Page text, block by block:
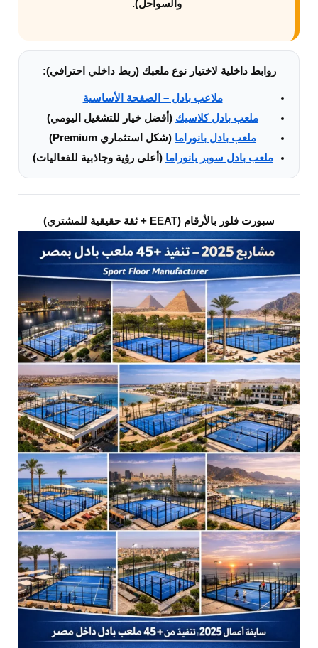
والسواحل).
روابط داخلية لاختيار نوع ملعبك (ربط داخلي احترافي):
ملاعب بادل – الصفحة الأساسية
ملعب بادل كلاسيك (أفضل خيار للتشغيل اليومي)
ملعب بادل بانوراما (شكل استثماري Premium)
ملعب بادل سوبر بانوراما (أعلى رؤية وجاذبية للفعاليات)
سبورت فلور بالأرقام (EEAT + ثقة حقيقية للمشتري)